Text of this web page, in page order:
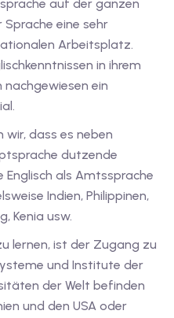
auf der ganzen
Sprache eine sehr
Arbeitsplatz.
in ihrem
ein
wir, dass es neben
dutzende
Englisch als Amtssprache
Indien, Philippinen,
Kenia usw.
lernen, ist der Zugang zu
und Institute der
der Welt befinden
und den USA oder